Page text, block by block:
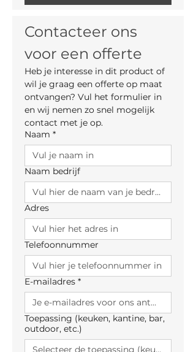
Contacteer ons
voor een offerte
Heb je interesse in dit product of
wil je graag een offerte op maat
ontvangen? Vul het formulier in
en wij nemen zo snel mogelijk
contact met je op.
Naam *
Naam bedrijf
Adres
Telefoonnummer
E-mailadres *
Toepassing (keuken, kantine, bar,
outdoor, etc.)